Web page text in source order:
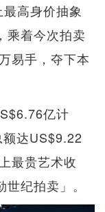
高身价抽象
乘着今次拍卖
易手，夺下本
亿计
达US$9.22
最贵艺术收
纪拍卖」。